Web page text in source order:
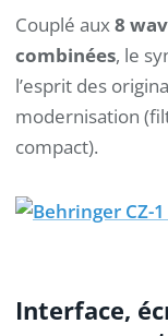
Couplé aux8
combinées, le
l’esprit des
modernisation
compact).
Interface,